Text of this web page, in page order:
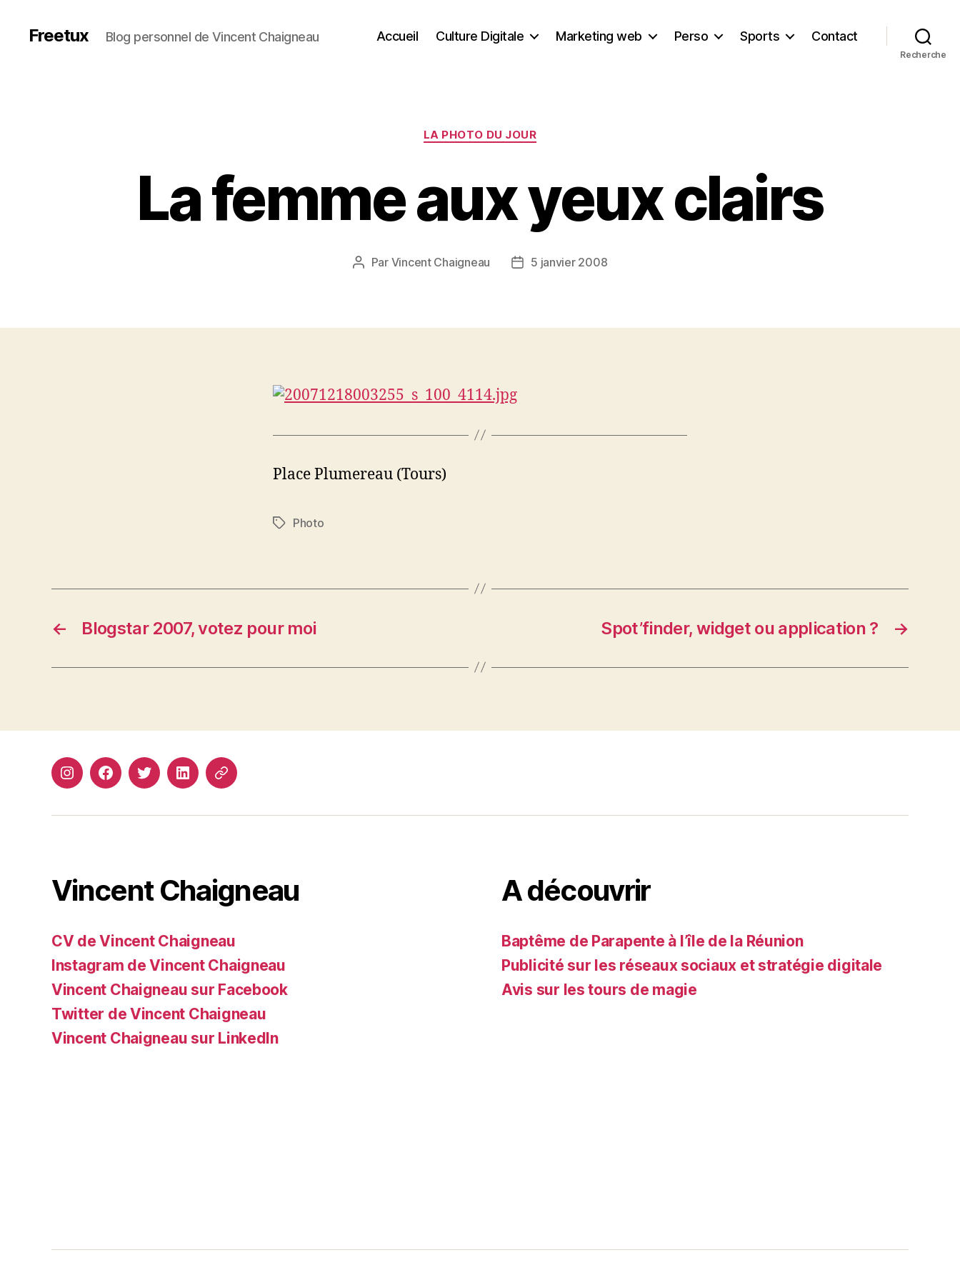
Freetux Blog personnel de Vincent Chaigneau Accueil Culture Digitale Marketing web Perso Sports Contact
Recherche
Catégories
LA PHOTO DU JOUR
La femme aux yeux clairs
Auteur
Par Vincent Chaigneau
Date5 janvier 2008
Place Plumereau (Tours)
Étiquettes
Photo
← Blogstar 2007, votez pour moi →
Spot’finder, widget ou application ?
InstagramFacebookTwitterLinkedinSite
Vincent Chaigneau
CV de Vincent Chaigneau
Instagram de Vincent Chaigneau
Vincent Chaigneau sur Facebook
Twitter de Vincent Chaigneau
Vincent Chaigneau sur LinkedIn
A découvrir
Baptême de Parapente à l’île de la Réunion
Publicité sur les réseaux sociaux et stratégie digitale
Avis sur les tours de magie